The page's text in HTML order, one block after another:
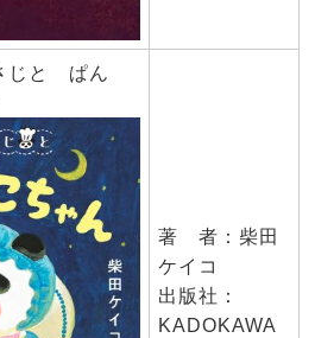
じと ぱん
著 者：柴田
ケイコ
出版社：
KADOKAWA